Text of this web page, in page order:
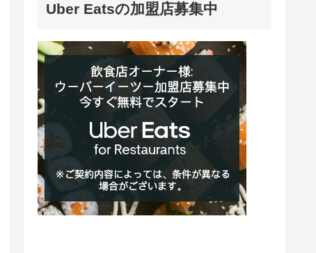
Uber Eatsの加盟店募集中